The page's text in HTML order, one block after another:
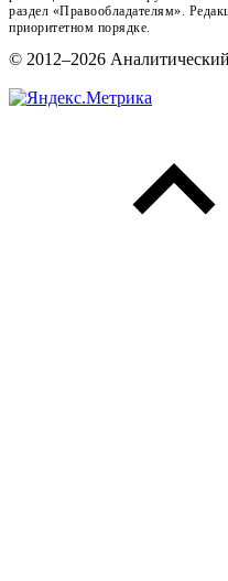
раздел «Правообладателям».
приоритетном порядке.
© 2012–2026